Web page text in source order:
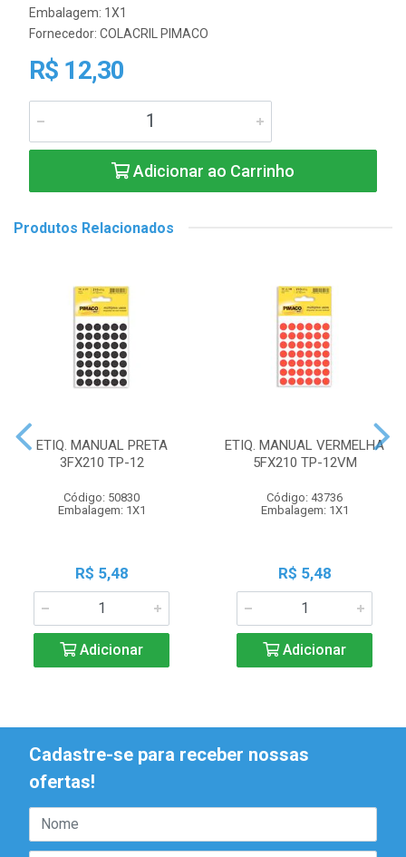
Embalagem: 1X1
Fornecedor: COLACRIL PIMACO
R$ 12,30
Adicionar ao Carrinho
Produtos Relacionados
ETIQ. MANUAL PRETA
3FX210 TP-12
Código: 50830
Embalagem: 1X1
R$ 5,48
Adicionar
ETIQ. MANUAL VERMELHA
5FX210 TP-12VM
Código: 43736
Embalagem: 1X1
R$ 5,48
Adicionar
Cadastre-se para receber nossas
ofertas!